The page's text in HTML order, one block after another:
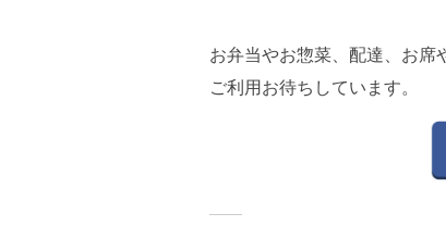
お弁当やお惣菜、配達、お席
ご利用お待ちしています。